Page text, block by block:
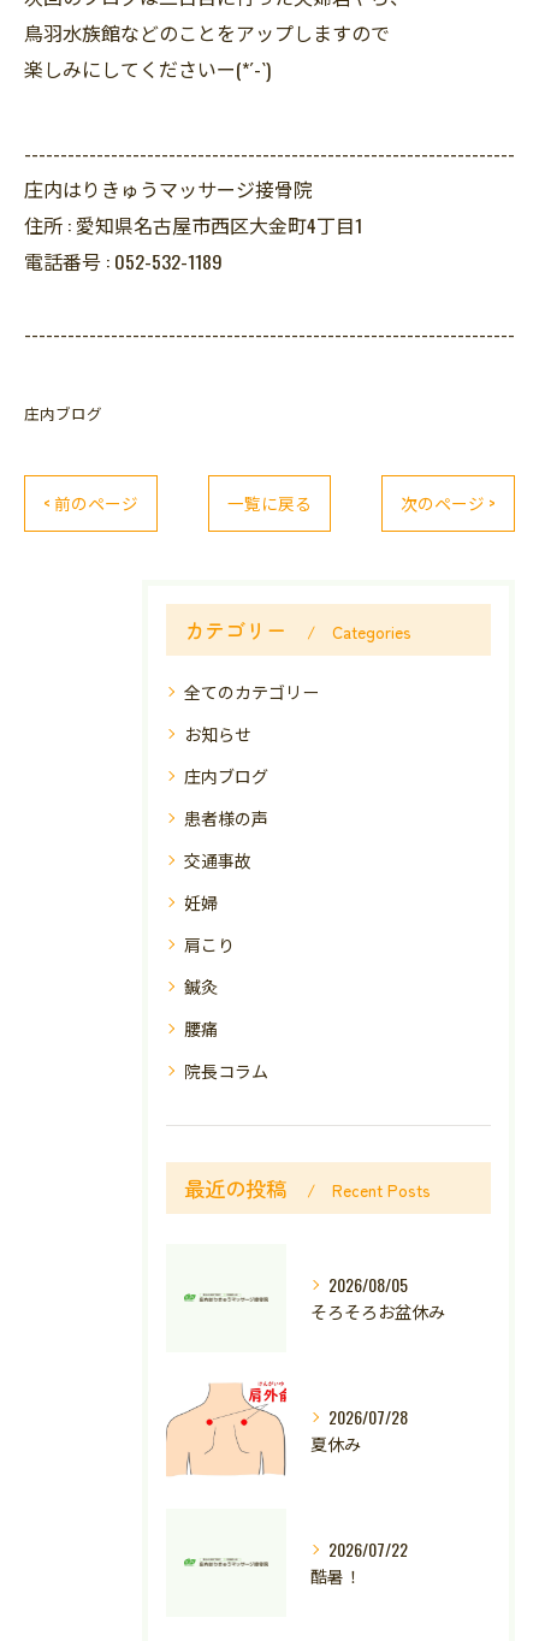
鳥羽水族館などのことをアップしますので
楽しみにしてくださいー(*´-`)
--------------------------------------------------------------------
庄内はりきゅうマッサージ接骨院
住所 : 愛知県名古屋市西区大金町4丁目1
電話番号 : 052-532-1189
--------------------------------------------------------------------
庄内ブログ
< 前のページ 一覧に戻る 次のページ >
カテゴリー Categories
全てのカテゴリー
お知らせ
庄内ブログ
患者様の声
交通事故
妊婦
肩こり
鍼灸
腰痛
院長コラム
最近の投稿 Recent Posts
2026/08/05
そろそろお盆休み
2026/07/28
夏休み
2026/07/22
酷暑！